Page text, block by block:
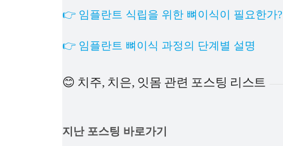
👉 임플란트 식립을 위한 뼈이식이 필요한가?
👉 임플란트 뼈이식 과정의 단계별 설명
😊 치주, 치은, 잇몸 관련 포스팅 리스트
지난 포스팅 바로가기